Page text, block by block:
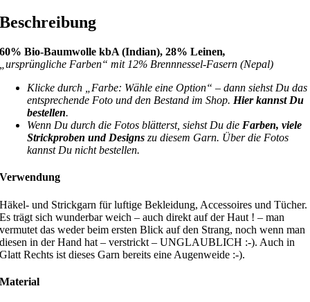
Beschreibung
60% Bio-Baumwolle kbA (Indian), 28% Leinen,
„ursprüngliche Farben“ mit 12% Brennnessel-Fasern (Nepal)
Klicke durch „Farbe: Wähle eine Option“ – dann siehst Du das
entsprechende Foto und den Bestand im Shop. Hier kannst Du
bestellen.
Wenn Du durch die Fotos blätterst, siehst Du die Farben, viele
Strickproben und Designs zu diesem Garn. Über die Fotos
kannst Du nicht bestellen.
Verwendung
Häkel- und Strickgarn für luftige Bekleidung, Accessoires und Tücher.
Es trägt sich wunderbar weich – auch direkt auf der Haut ! – man
vermutet das weder beim ersten Blick auf den Strang, noch wenn man
diesen in der Hand hat – verstrickt – UNGLAUBLICH :-). Auch in
Glatt Rechts ist dieses Garn bereits eine Augenweide :-).
Material